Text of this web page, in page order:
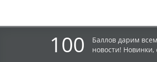
100
Баллов дарим
новости! Новинки,